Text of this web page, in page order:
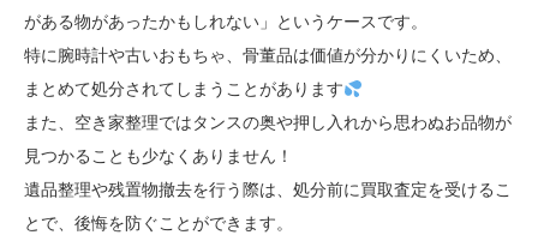
がある物があったかもしれない」というケースです。
特に腕時計や古いおもちゃ、骨董品は価値が分かりにくいため、
まとめて処分されてしまうことがあります
また、空き家整理ではタンスの奥や押し入れから思わぬお品物が
見つかることも少なくありません！
遺品整理や残置物撤去を行う際は、処分前に買取査定を受けるこ
とで、後悔を防ぐことができます。